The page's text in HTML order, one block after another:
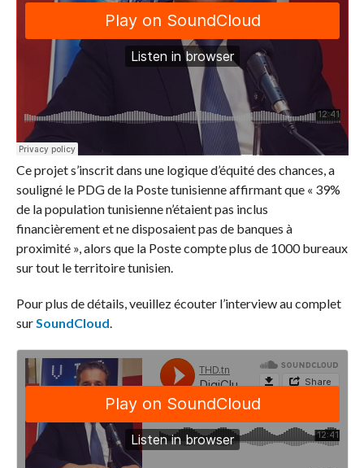
Ce projet s’inscrit dans une logique d’équité des chances, a
souligné le PDG de la Poste tunisienne affirmant que « 39%
de la population tunisienne n’étaient pas inclus
financièrement et ne disposaient pas de banques à
proximité », alors que la Poste compte plus de 1000 bureaux
sur tout le territoire tunisien.
Pour plus de détails, veuillez écouter l’interview au complet
surSoundCloud.